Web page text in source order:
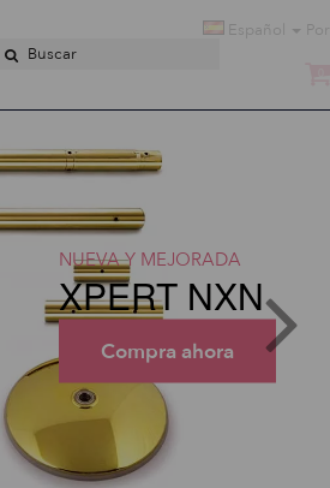
Español
NUEVA Y MEJORADA
XPERT NXN
Compra ahora